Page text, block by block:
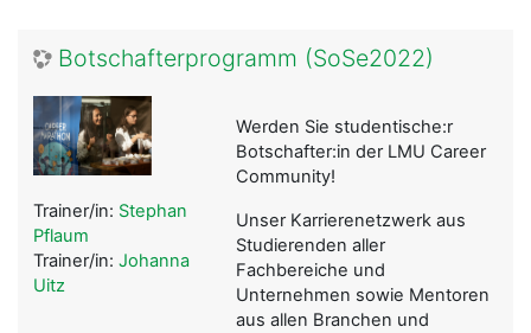
Botschafterprogramm (SoSe2022)
Werden Sie studentische:r
Botschafter:in der LMU Career
Community!
Unser Karrierenetzwerk aus
Studierenden aller
Fachbereiche und
Unternehmen sowie Mentoren
aus allen Branchen und
Trainer/in: Stephan
Pflaum
Trainer/in: Johanna
Uitz